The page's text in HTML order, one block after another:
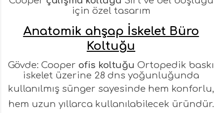
için özel tasarım
Anatomik ahşap İskelet Büro
Koltuğu
Gövde: Cooper ofis koltuğu Ortopedik baskı
iskelet üzerine 28 dns yoğunluğunda
kullanılmış sünger sayesinde hem konforlu,
hem uzun yıllarca kullanılabilecek üründür.